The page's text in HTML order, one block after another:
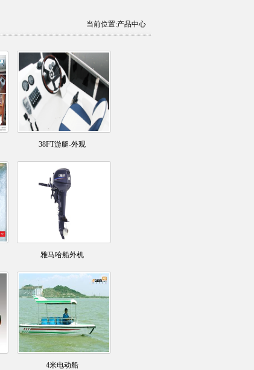
当前位置:产品中心
38FT游艇-外观
雅马哈船外机
4米电动船